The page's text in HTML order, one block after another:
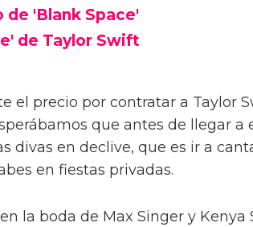
de 'Blank Space'
de Taylor Swift
el precio por contratar a Taylor
que antes de llegar a
divas en declive, que es ir a
en fiestas privadas.
la boda de Max Singer y Kenya